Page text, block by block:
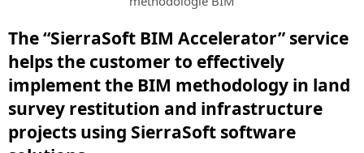
du
Building
Information
Modeling
appliquée
à
la
topographie
la
conception
d'infrastructures
et
les
constructions
la
modélisation
de
l'information
SierraSoft
BIM
logicielle
BIM
pour
la
topographie,
conception
Vidéo
sur
le
BIM
pour
la
topographie,
Vue
d'ensemble
Vue
d'ensemble
des
services
offerts
ENTREPRISE
Vue
d'ensemble
Qui
sommes-
nous
SOCIAL
LinkedIn
Facebook
YouTube
X
NEWSLETTER
Inscrivez-
vous
COMMERCE
The “SierraSoft BIM Accelerator” service
helps the customer to effectively
implement the BIM methodology in land
survey restitution and infrastructure
projects using SierraSoft software